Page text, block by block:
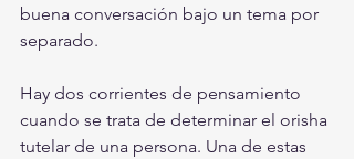
buena conversación bajo un tema por
separado.
Hay dos corrientes de pensamiento
cuando se trata de determinar el orisha
tutelar de una persona. Una de estas